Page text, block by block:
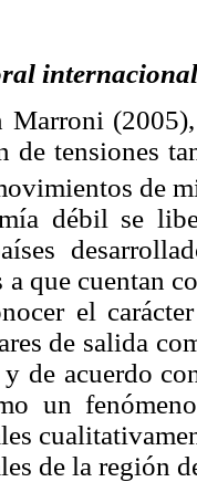
internacional
Marroni
de tensiones
de
débil se
a que cuentan
el
de salida
y de acuerdo
un
de la región